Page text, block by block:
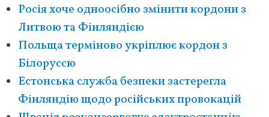
Росія хоче одноосібно змінити кордони з
Литвою та Фінляндією
Польща терміново укріплює кордон з
Білоруссю
Естонська служба безпеки застерегла
Фінляндію щодо російських провокацій